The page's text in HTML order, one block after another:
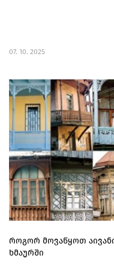
07. 10. 2025
როგორ მოვაწყოთ
ხმაურში